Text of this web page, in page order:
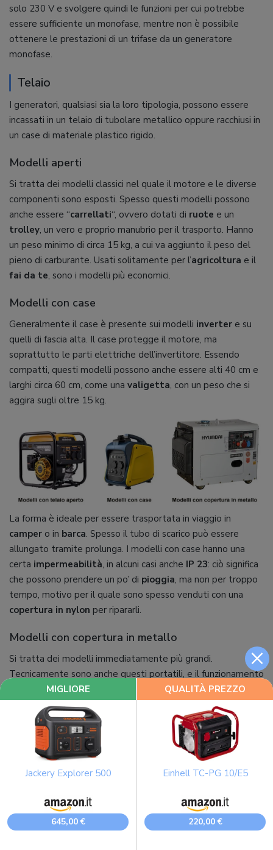
solo 230 V e svolgere quindi le funzioni per cui potrebbe
essere sufficiente un monofase, mentre non è possibile
ottenere le prestazioni di un trifase da un generatore
monofase.
Telaio
I generatori, qualsiasi sia la loro tipologia, possono essere
incassati in un telaio di tubolare metallico oppure racchiusi in
un case di materiale plastico rigido.
Modelli aperti
Si tratta dei modelli classici nel quale il motore e le diverse
componenti sono esposti. Spesso questi modelli possono
anche essere “carrellati“, ovvero dotati di ruote e un
trolley, un vero e proprio manubrio per il trasporto. Hanno
un peso minimo di circa 15 kg, a cui va aggiunto il peso del
pieno di carburante. Usati solitamente per l’agricoltura e il
fai da te, sono i modelli più economici.
Modelli con case
Generalmente il case è presente sui modelli inverter e su
quelli di fascia alta. Il case protegge il motore, ma
soprattutto le parti elettriche dell’invertitore. Essendo
compatti, questi modelli possono anche essere alti 40 cm e
larghi circa 60 cm, come una valigetta, con un peso che si
aggira sugli oltre 15 kg.
La forma è ideale per essere trasportata in viaggio in
camper o in barca. Spesso il tubo di scarico può essere
allungato tramite prolunga. I modelli con case hanno una
certa impermeabilità, in alcuni casi anche IP 23: ciò significa
che possono prendere un po’ di pioggia, ma non per troppo
tempo, motivo per il quale sono spesso venduti con una
copertura in nylon per ripararli.
Modelli con copertura in metallo
Si tratta dei modelli immediatamente più grandi.
Tecnicamente sono anche questi portatili, e il funzionamento
è identico, ma vengono usati in modo più stanziale, tenuti
fuori casa, vicino all’uscita del
o in una
tettoiaapposita all’esterno. Non sono impermeabili e
solitamente sono attivati a chiave, e non a corda. Malgrado
la grandezza sono anche questi carrellati, ma spesso una
Leggere il valore in decibel è estremamente importante per
non ritrovarsi con un generatore di corrente troppo
×
MIGLIORE
Jackery Explorer 500
645,00 €
QUALITÀ PREZZO
Einhell TC-PG 10/E5
220,00 €